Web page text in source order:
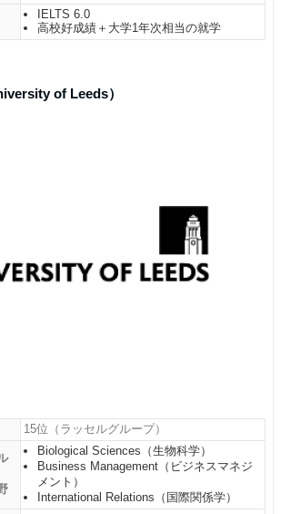
IELTS 6.0
高校好成績＋大学1年次相当の就学
of Leeds）
15位（ラッセルグループ）
Biological Sciences（生物科学）
Business Management（ビジネスマネジ
メント）
International Relations（国際関係学）